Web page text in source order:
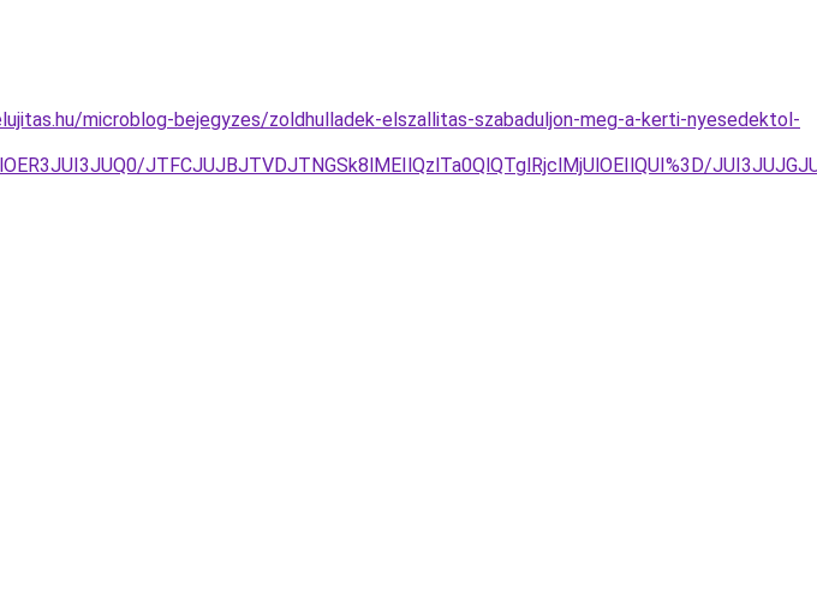
microblog-bejegyzes/zoldhulladek-elszallitas-szabaduljon-meg-a-kerti-nyesedektol-
JTFCJUJBJTVDJTNGSk8lMEIlQzlTa0QlQTglRjclMjUlOEIlQUI%3D/